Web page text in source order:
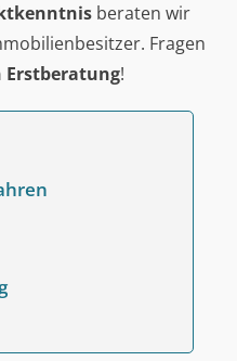
beraten wir
Fragen
Erstberatung!